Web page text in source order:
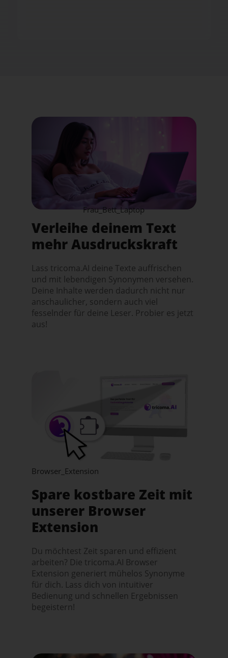
Frau_Bett_Laptop
Verleihe deinem Text
mehr Ausdruckskraft
Lass tricoma.AI deine Texte auffrischen
und mit lebendigen Synonymen versehen.
Deine Inhalte werden dadurch nicht nur
anschaulicher, sondern auch viel
fesselnder für deine Leser. Probier es jetzt
aus!
Spare kostbare Zeit mit
unserer Browser
Extension
Du möchtest Zeit sparen und effizient
arbeiten? Die tricoma.AI Browser
Extension generiert mühelos Synonyme
für dich. Lass dich von intuitiver
Bedienung und schnellen Ergebnissen
begeistern!
Browser_Extension